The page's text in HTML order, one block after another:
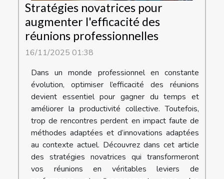
Stratégies novatrices pour
augmenter l'efficacité des
réunions professionnelles
16/11/2025 01:38
Dans un monde professionnel en constante
évolution, optimiser l’efficacité des réunions
devient essentiel pour gagner du temps et
améliorer la productivité collective. Toutefois,
trop de rencontres perdent en impact faute de
méthodes adaptées et d’innovations adaptées
au contexte actuel. Découvrez dans cet article
des stratégies novatrices qui transformeront
vos réunions en véritables leviers de